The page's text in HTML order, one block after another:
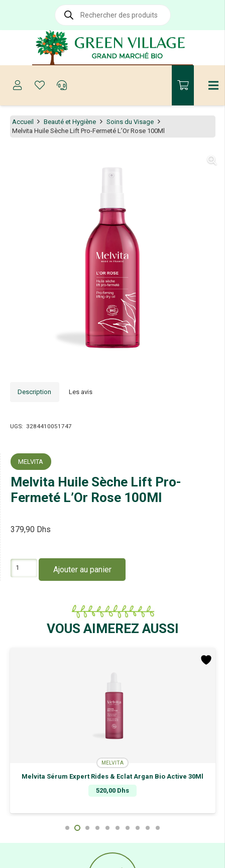
Recherche
produits
Accueil Beauté et Hygiène
Soins du Visage
Melvita Huile Sèche Lift Pro-Fermeté L’Or Rose 100Ml
Description Les avis
UGS: 3284410051747
MELVITA
Melvita Huile Sèche Lift Pro-
Fermeté L’Or Rose 100Ml
379,90 Dhs
Ajouter au panier
VOUS AIMEREZ AUSSI
MELVITA
Melvita Sérum Expert Rides & Eclat Argan Bio Active 30Ml
520,00 Dhs